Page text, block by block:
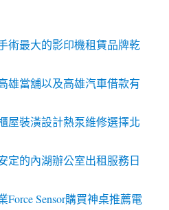
術最大的影印機租賃品牌乾
雄當舖以及高雄汽車借款有
屋裝潢設計熱泵維修選擇北
定的內湖辦公室出租服務日
Sensor購買神桌推薦電